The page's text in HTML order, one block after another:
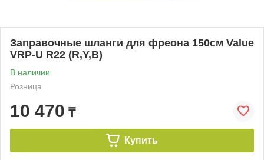
Заправочные шланги для фреона 150см Value
VRP-U R22 (R,Y,B)
В наличии
Розница
10 470 ₸
Купить